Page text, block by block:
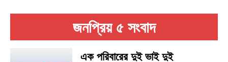
জনপ্রিয় ৫ সংবাদ
এক পরিবারের দুই ভাই দুই